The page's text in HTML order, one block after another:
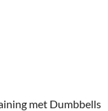
met Dumbbells